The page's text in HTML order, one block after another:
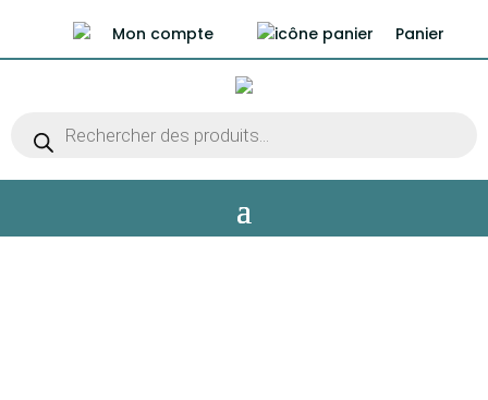
produits
Mon compte Panier